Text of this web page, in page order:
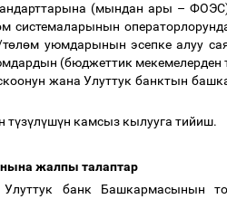
(мындан ары –
м системаларынын
өлөм уюмдарынын эсепке алуу
(бюджеттик
жана Улуттук банктын
түзүлүшүн камсыз кылууга тийиш.
жалпы талаптар
банк Башкармасынын